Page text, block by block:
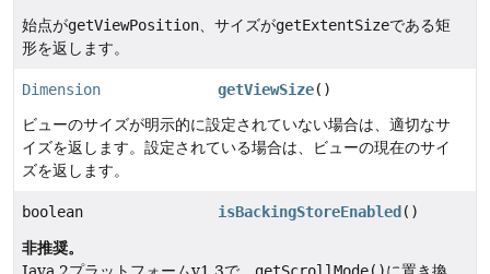
始点がgetViewPosition 、サイズがgetExtentSizeである矩
形を返します。
Dimension getViewSize()
ビューのサイズが明示的に設定されていない場合は、適切なサ
イズを返します。設定されている場合は、ビューの現在のサイ
ズを返します。
boolean isBackingStoreEnabled ()
非推奨。
Java 2プラットフォームv1.3で、 getScrollMode()に置き換